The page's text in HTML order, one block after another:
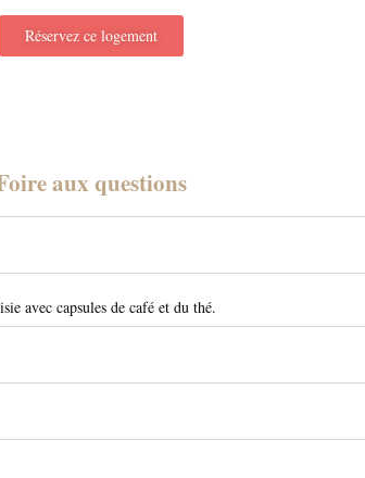
Réservez ce logement
aux questions
avec capsules de café et du thé.